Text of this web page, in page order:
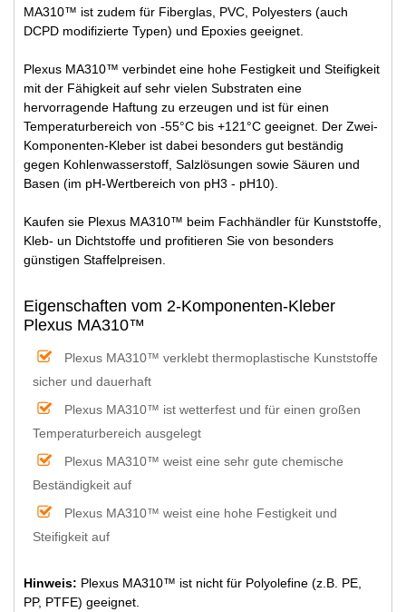
MA310™ ist zudem für Fiberglas, PVC, Polyesters (auch
DCPD modifizierte Typen) und Epoxies geeignet.
Plexus MA310™ verbindet eine hohe Festigkeit und Steifigkeit
mit der Fähigkeit auf sehr vielen Substraten eine
hervorragende Haftung zu erzeugen und ist für einen
Temperaturbereich von -55°C bis +121°C geeignet. Der Zwei-
Komponenten-Kleber ist dabei besonders gut beständig
gegen Kohlenwasserstoff, Salzlösungen sowie Säuren und
Basen (im pH-Wertbereich von pH3 - pH10).
Kaufen sie Plexus MA310™ beim Fachhändler für Kunststoffe,
Kleb- un Dichtstoffe und profitieren Sie von besonders
günstigen Staffelpreisen.
Eigenschaften vom 2-Komponenten-Kleber
Plexus MA310™
Plexus MA310™ verklebt thermoplastische Kunststoffe
sicher und dauerhaft
Plexus MA310™ ist wetterfest und für einen großen
Temperaturbereich ausgelegt
Plexus MA310™ weist eine sehr gute chemische
Beständigkeit auf
Plexus MA310™ weist eine hohe Festigkeit und
Steifigkeit auf
Hinweis: Plexus MA310™ ist nicht für Polyolefine (z.B. PE,
PP, PTFE) geeignet.